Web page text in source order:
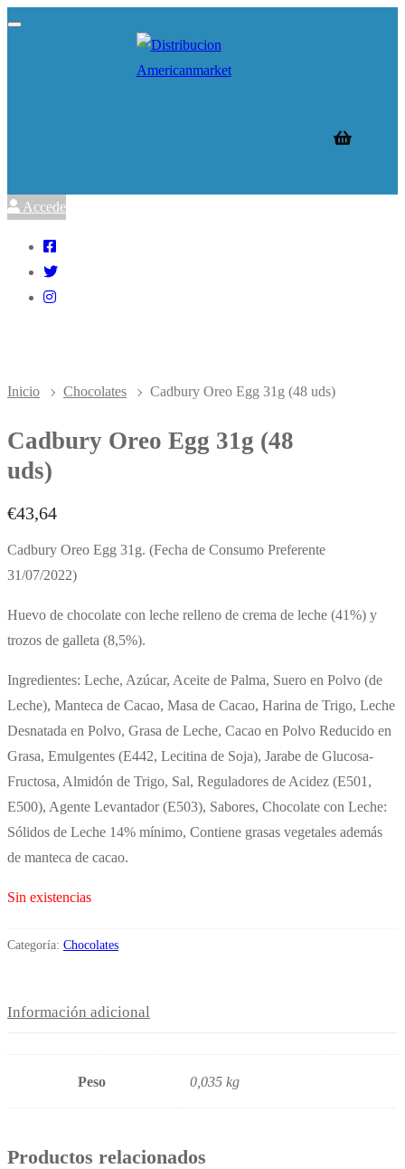
Ir
Menú
Cerrar
Accede
Inicio Chocolates Cadbury Oreo Egg 31g (48 uds)
Cadbury Oreo Egg 31g (48
uds)
€43,64
Cadbury Oreo Egg 31g. (Fecha de Consumo Preferente
31/07/2022)
Huevo de chocolate con leche relleno de crema de leche (41%) y
trozos de galleta (8,5%).
Ingredientes: Leche, Azúcar, Aceite de Palma, Suero en Polvo (de
Leche), Manteca de Cacao, Masa de Cacao, Harina de Trigo, Leche
Desnatada en Polvo, Grasa de Leche, Cacao en Polvo Reducido en
Grasa, Emulgentes (E442, Lecitina de Soja), Jarabe de Glucosa-
Fructosa, Almidón de Trigo, Sal, Reguladores de Acidez (E501,
E500), Agente Levantador (E503), Sabores, Chocolate con Leche:
Sólidos de Leche 14% mínimo, Contiene grasas vegetales además
de manteca de cacao.
Sin existencias
Categoría: Chocolates
Información adicional
Peso 0,035 kg
Productos relacionados